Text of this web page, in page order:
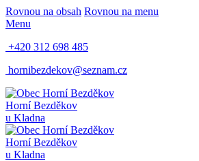
Rovnou na obsah Rovnou na menu
Menu
+420 312 698 485
hornibezdekov@seznam.cz
Horní Bezděkov
u Kladna
Horní Bezděkov
u Kladna